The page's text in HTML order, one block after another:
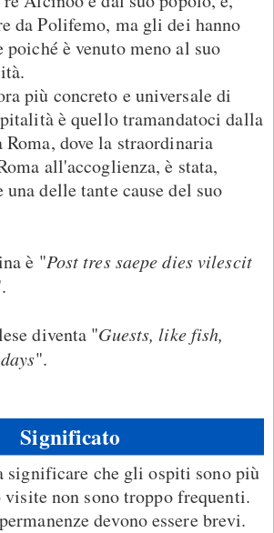
da Polifemo, ma gli dei hanno
è venuto meno al suo
più concreto e universale di
è quello tramandatoci dalla
dove la straordinaria
all'accoglienza, è stata,
delle tante cause del suo
è "Post tres saepe dies vilescit
diventa "Guests, like fish,
".
Significato
significare che gli ospiti sono più
non sono troppo frequenti.
devono essere brevi.